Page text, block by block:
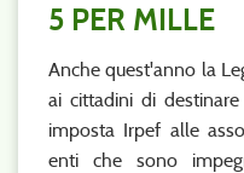
5 PER MILLE
Anche quest'anno la
ai cittadini di
imposta Irpef alle
enti che sono